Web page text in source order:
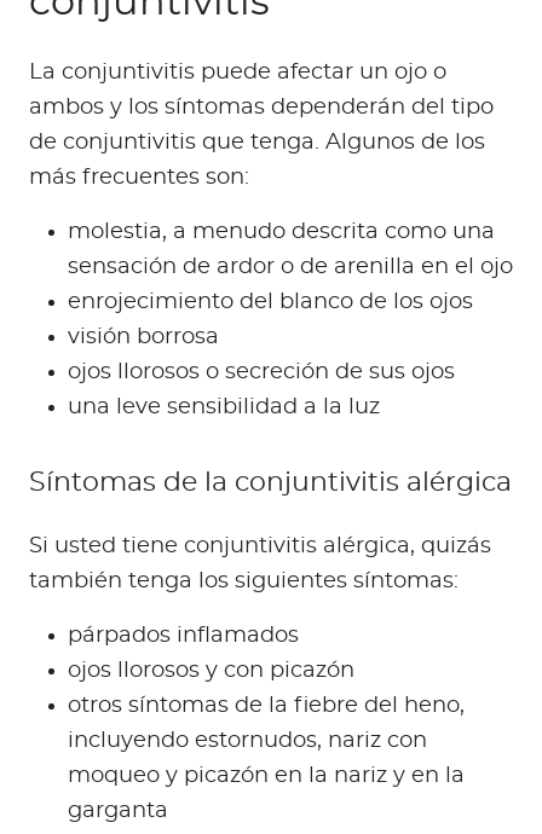
La conjuntivitis puede afectar un ojo o
ambos y los síntomas dependerán del tipo
de conjuntivitis que tenga. Algunos de los
más frecuentes son:
molestia, a menudo descrita como una
sensación de ardor o de arenilla en el ojo
enrojecimiento del blanco de los ojos
visión borrosa
ojos llorosos o secreción de sus ojos
una leve sensibilidad a la luz
Síntomas de la conjuntivitis alérgica
Si usted tiene conjuntivitis alérgica, quizás
también tenga los siguientes síntomas:
párpados inflamados
ojos llorosos y con picazón
otros síntomas de la fiebre del heno,
incluyendo estornudos, nariz con
moqueo y picazón en la nariz y en la
garganta